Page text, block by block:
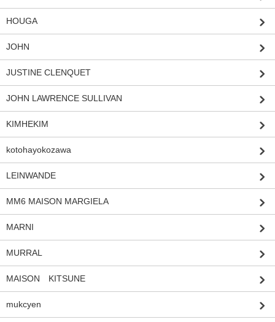
HOUGA
JOHN
JUSTINE CLENQUET
JOHN LAWRENCE SULLIVAN
KIMHEKIM
kotohayokozawa
LEINWANDE
MM6 MAISON MARGIELA
MARNI
MURRAL
MAISON KITSUNE
mukcyen